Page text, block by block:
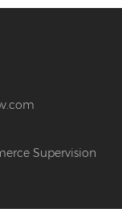
Supervision